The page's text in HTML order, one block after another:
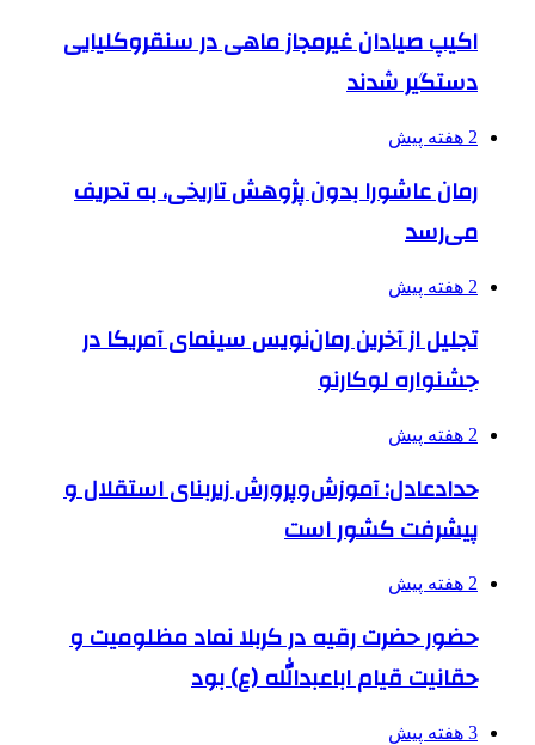
اکیپ صیادان غیرمجاز ماهی در سنقروکلیایی
دستگیر شدند
2 هفته پیش
رمان عاشورا بدون پژوهش تاریخی، به تحریف
می‌رسد
2 هفته پیش
تجلیل از آخرین رمان‌نویس سینمای آمریکا در
جشنواره لوکارنو
2 هفته پیش
حدادعادل: آموزش‌وپرورش زیربنای استقلال و
پیشرفت کشور است
2 هفته پیش
حضور حضرت رقیه در کربلا نماد مظلومیت و
حقانیت قیام اباعبدالله (ع) بود
3 هفته پیش